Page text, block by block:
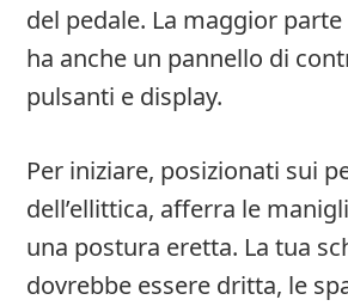
del pedale. La maggior
ha anche un pannello di
pulsanti e display.
Per iniziare, posizionati sui
dell’ellittica, afferra le
una postura eretta. La tua
dovrebbe essere dritta, le